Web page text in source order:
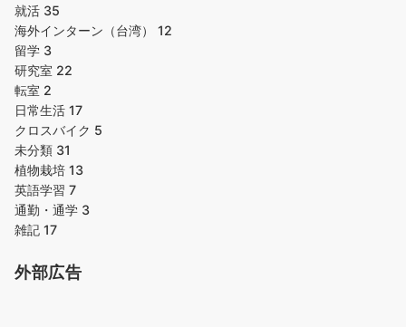
就活 35
海外インターン（台湾） 12
留学 3
研究室 22
転室 2
日常生活 17
クロスバイク 5
未分類 31
植物栽培 13
英語学習 7
通勤・通学 3
雑記 17
外部広告